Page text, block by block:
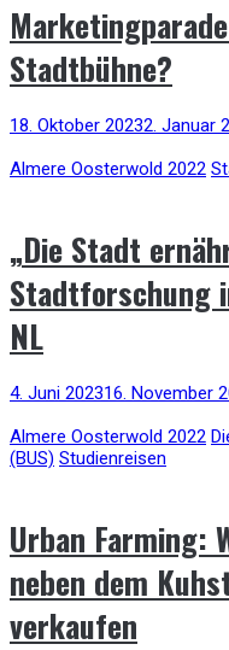
Stadtbühne?
18. Oktober 20232. Januar
Almere Oosterwold 2022
„Die Stadt
Stadtforschung
NL
4. Juni 202316. November
Almere Oosterwold 2022
(BUS) Studienreisen
Urban Farming:
neben dem
verkaufen